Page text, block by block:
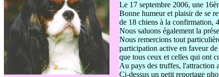
Le 17 septembre 2006, une
Bonne humeur et plaisir de se
de 18 chiens à la confirmation,
Nous saluons également la
Nous remercions tout
participation active en faveur
que tous ceux et celles qui ont
Au pays des truffes, l'attraction
Ci-dessus un petit reportage